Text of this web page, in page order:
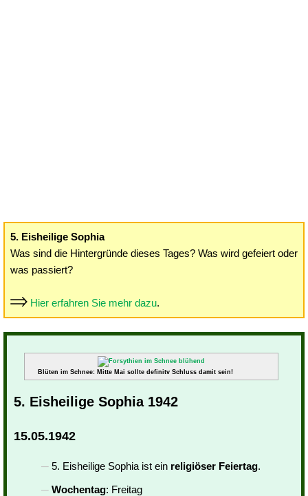
5. Eisheilige Sophia
Was sind die Hintergründe dieses Tages? Was wird gefeiert oder
was passiert?
Hier erfahren Sie mehr dazu.
Blüten im Schnee: Mitte Mai sollte definitv Schluss damit sein!
5. Eisheilige Sophia 1942
15.05.1942
5. Eisheilige Sophia ist ein religiöser Feiertag.
Wochentag: Freitag